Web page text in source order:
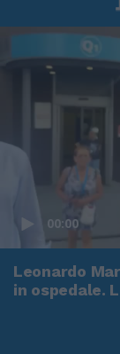
00:00
Leonardo
in ospedale.